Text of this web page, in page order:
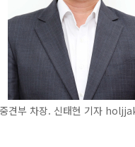
견부 차장. 신태현 기자